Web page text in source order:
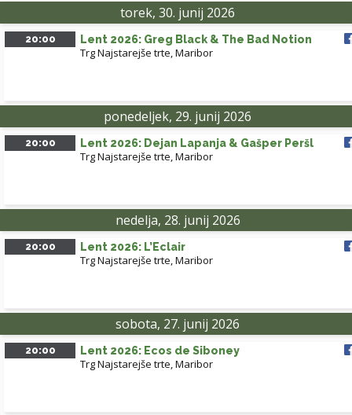
torek, 30. junij 2026
20:00 Lent 2026: Greg Black & The Bad Notion
Trg Najstarejše trte, Maribor
ponedeljek, 29. junij 2026
20:00 Lent 2026: Dejan Lapanja & Gašper Peršl
Trg Najstarejše trte, Maribor
nedelja, 28. junij 2026
20:00 Lent 2026: L’Eclair
Trg Najstarejše trte, Maribor
sobota, 27. junij 2026
20:00 Lent 2026: Ecos de Siboney
Trg Najstarejše trte, Maribor